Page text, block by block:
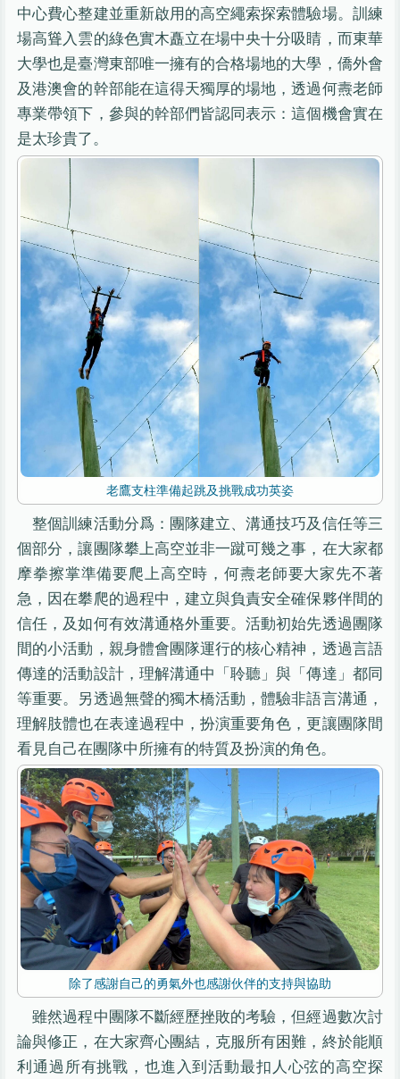
中心費心整建並重新啟用的高空繩索探索體驗場。訓練
場高聳入雲的綠色實木矗立在場中央十分吸睛，而東華
大學也是臺灣東部唯一擁有的合格場地的大學，僑外會
及港澳會的幹部能在這得天獨厚的場地，透過何燾老師
專業帶領下，參與的幹部們皆認同表示：這個機會實在
是太珍貴了。
老鷹支柱準備起跳及挑戰成功英姿
整個訓練活動分爲：團隊建立、溝通技巧及信任等三
個部分，讓團隊攀上高空並非一蹴可幾之事，在大家都
摩拳擦掌準備要爬上高空時，何燾老師要大家先不著
急，因在攀爬的過程中，建立與負責安全確保夥伴間的
信任，及如何有效溝通格外重要。活動初始先透過團隊
間的小活動，親身體會團隊運行的核心精神，透過言語
傳達的活動設計，理解溝通中「聆聽」與「傳達」都同
等重要。另透過無聲的獨木橋活動，體驗非語言溝通，
理解肢體也在表達過程中，扮演重要角色，更讓團隊間
看見自己在團隊中所擁有的特質及扮演的角色。
除了感謝自己的勇氣外也感謝伙伴的支持與協助
雖然過程中團隊不斷經歷挫敗的考驗，但經過數次討
論與修正，在大家齊心團結，克服所有困難，終於能順
利通過所有挑戰，也進入到活動最扣人心弦的高空探